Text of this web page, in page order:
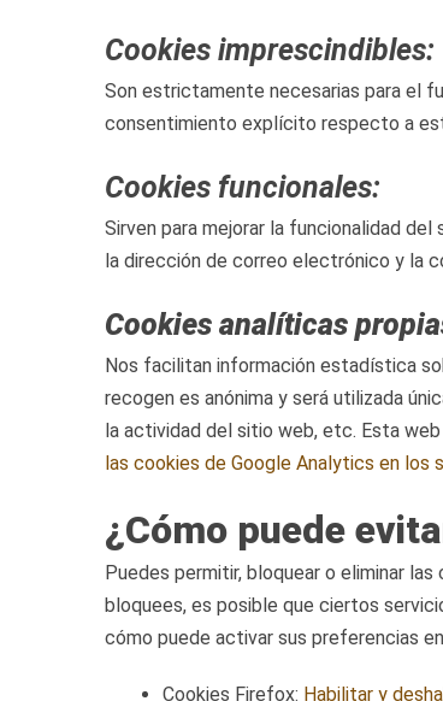
Cookies imprescindibles:
Son estrictamente necesarias para el
consentimiento explícito respecto a
Cookies funcionales:
Sirven para mejorar la funcionalidad
la dirección de correo electrónico y la
Cookies analíticas
Nos facilitan información estadística
recogen es anónima y será utilizada
la actividad del sitio web, etc. Esta
las cookies de Google Analytics en los
¿Cómo puede
Puedes permitir, bloquear o eliminar
bloquees, es posible que ciertos
cómo puede activar sus preferencias
Cookies Firefox: Habilitar y